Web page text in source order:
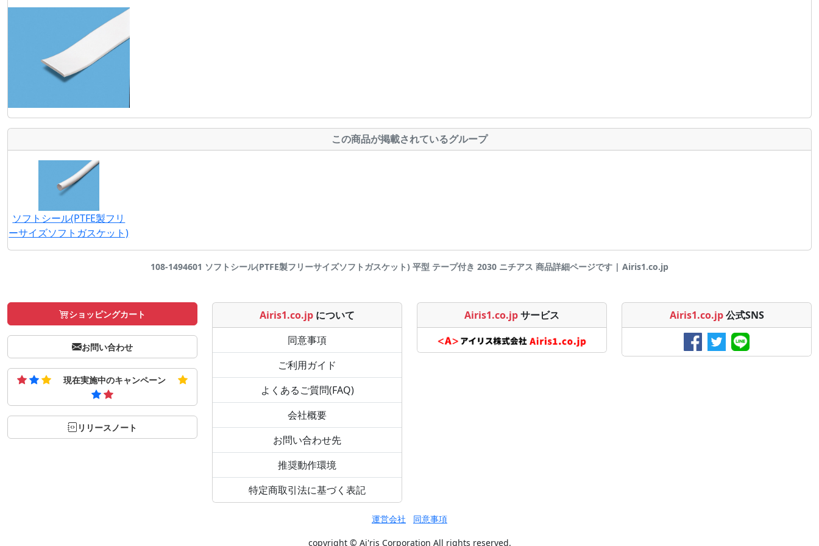
この商品が掲載されているグループ
ソフトシール(PTFE製フリ
ーサイズソフトガスケット)
108-1494601 ソフトシール(PTFE製フリーサイズソフトガスケット) 平型 テープ付き 2030 ニチアス 商品詳細ページです | Airis1.co.jp
ショッピングカート
お問い合わせ
現在実施中のキャンペーン
リリースノート
Airis1.co.jp について
同意事項
ご利用ガイド
よくあるご質問(FAQ)
会社概要
お問い合わせ先
推奨動作環境
特定商取引法に基づく表記
Airis1.co.jpサービス Airis1.co.jp 公式SNS
運営会社 同意事項
copyright © Ai'ris Corporation All rights reserved.